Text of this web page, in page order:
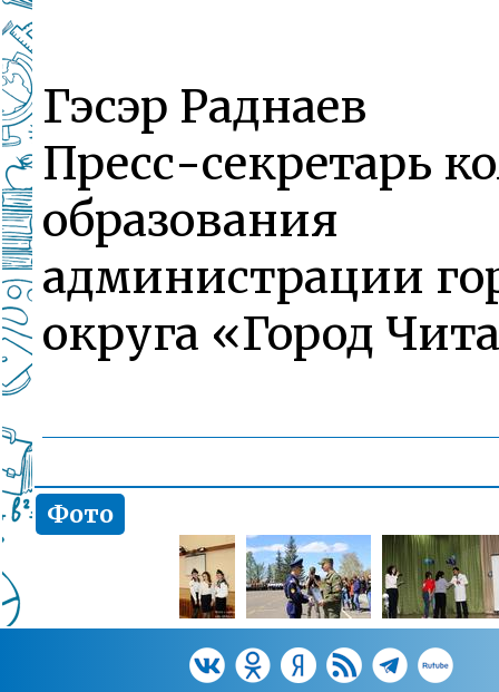
Гэсэр Раднаев
Пресс-секретарь
образования
администрации
округа «Город
Фото